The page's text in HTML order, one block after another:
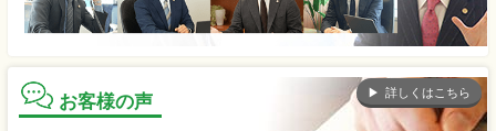
お客様の声 詳しくはこちら